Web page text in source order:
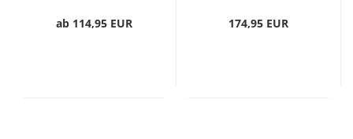
ab 114,95 EUR 174,95 EUR